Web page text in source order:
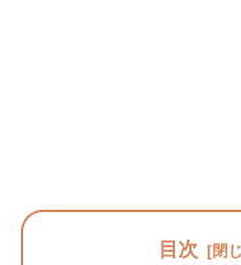
目次